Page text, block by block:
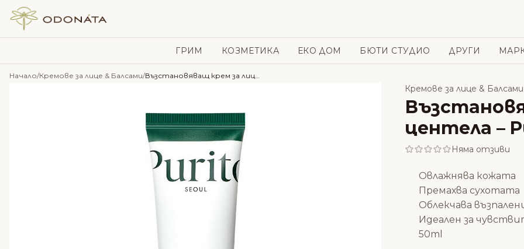
Skip to content
ГРИМ КОЗМЕТИКА ЕКО ДОМ БЮТИ СТУДИО ДРУГИ
Начало/Кремове за лице & Балсами/ Възстановяващ крем за лице с центела – Purito
Кремове за лице & Балсами
центела –
Няма отзиви
Овлажнява кожата
Премахва сухотата
Облекчава
Идеален за
50ml